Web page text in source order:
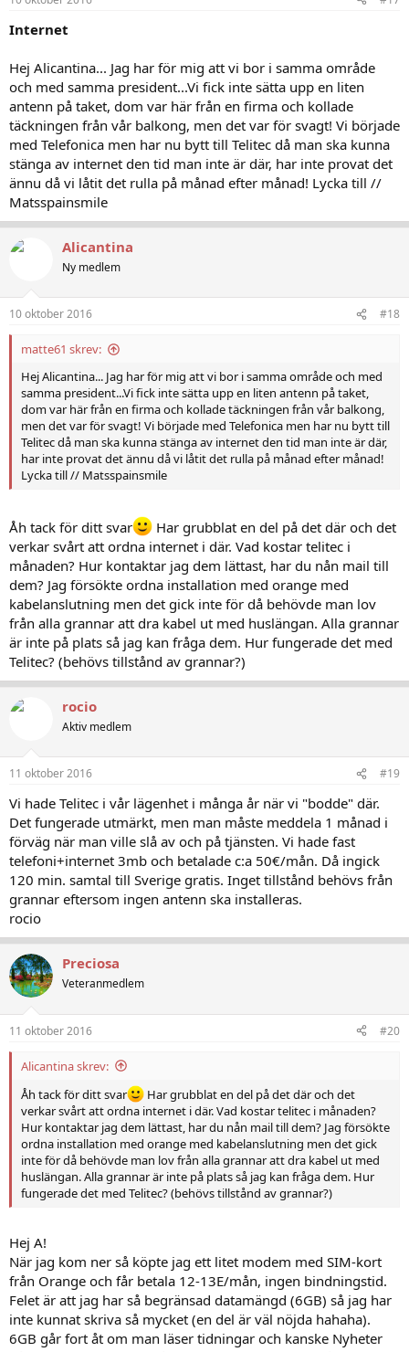
Internet
Hej Alicantina... Jag har för mig att vi bor i samma område
och med samma president...Vi fick inte sätta upp en liten
antenn på taket, dom var här från en firma och kollade
täckningen från vår balkong, men det var för svagt! Vi började
med Telefonica men har nu bytt till Telitec då man ska kunna
stänga av internet den tid man inte är där, har inte provat det
ännu då vi låtit det rulla på månad efter månad! Lycka till //
Matsspainsmile
Alicantina
Ny medlem
10 oktober 2016 #18
matte61 skrev:
Hej Alicantina... Jag har för mig att vi bor i samma område och med
samma president...Vi fick inte sätta upp en liten antenn på taket,
dom var här från en firma och kollade täckningen från vår balkong,
men det var för svagt! Vi började med Telefonica men har nu bytt till
Telitec då man ska kunna stänga av internet den tid man inte är där,
har inte provat det ännu då vi låtit det rulla på månad efter månad!
Lycka till // Matsspainsmile
Åh tack för ditt svar
Har grubblat en del på det där och det
verkar svårt att ordna internet i där. Vad kostar telitec i
månaden? Hur kontaktar jag dem lättast, har du nån mail till
dem? Jag försökte ordna installation med orange med
kabelanslutning men det gick inte för då behövde man lov
från alla grannar att dra kabel ut med huslängan. Alla grannar
är inte på plats så jag kan fråga dem. Hur fungerade det med
Telitec? (behövs tillstånd av grannar?)
rocio
Aktiv medlem
11 oktober 2016 #19
Vi hade Telitec i vår lägenhet i många år när vi "bodde" där.
Det fungerade utmärkt, men man måste meddela 1 månad i
förväg när man ville slå av och på tjänsten. Vi hade fast
telefoni+internet 3mb och betalade c:a 50€/mån. Då ingick
120 min. samtal till Sverige gratis. Inget tillstånd behövs från
grannar eftersom ingen antenn ska installeras.
rocio
Preciosa
Veteranmedlem
11 oktober 2016 #20
Alicantina skrev:
Åh tack för ditt svar
Har grubblat en del på det där och det
verkar svårt att ordna internet i där. Vad kostar telitec i månaden?
Hur kontaktar jag dem lättast, har du nån mail till dem? Jag försökte
ordna installation med orange med kabelanslutning men det gick
inte för då behövde man lov från alla grannar att dra kabel ut med
huslängan. Alla grannar är inte på plats så jag kan fråga dem. Hur
fungerade det med Telitec? (behövs tillstånd av grannar?)
Hej A!
När jag kom ner så köpte jag ett litet modem med SIM-kort
från Orange och får betala 12-13E/mån, ingen bindningstid.
Felet är att jag har så begränsad datamängd (6GB) så jag har
inte kunnat skriva så mycket (en del är väl nöjda hahaha).
6GB går fort åt om man läser tidningar och kanske Nyheter